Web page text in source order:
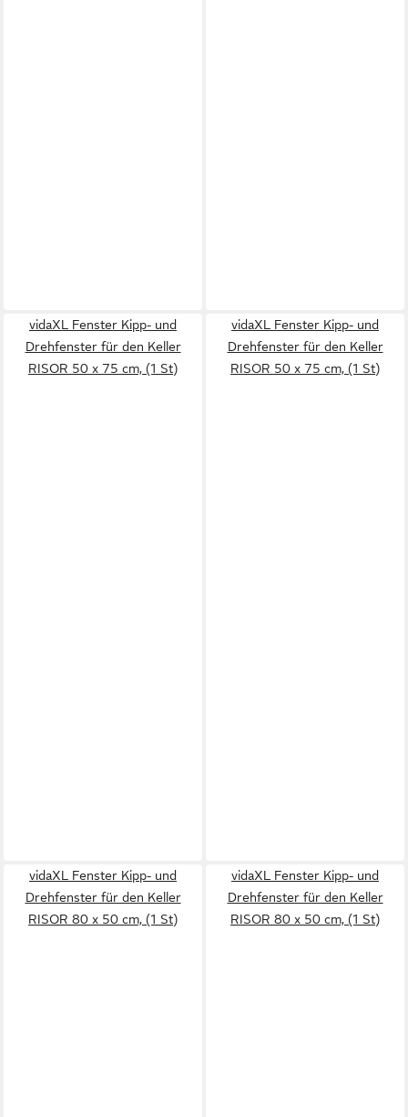
vidaXL Fenster Kipp- und
Drehfenster für den Keller
RISOR 50 x 75 cm, (1 St)
vidaXL Fenster Kipp- und
Drehfenster für den Keller
RISOR 50 x 75 cm, (1 St)
vidaXL Fenster Kipp- und
Drehfenster für den Keller
RISOR 80 x 50 cm, (1 St)
vidaXL Fenster Kipp- und
Drehfenster für den Keller
RISOR 80 x 50 cm, (1 St)